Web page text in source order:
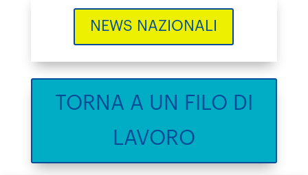
NEWS NAZIONALI
TORNA A UN FILO DI
LAVORO